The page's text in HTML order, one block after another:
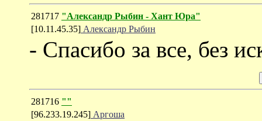
281717 "Александр Рыбин - Хант Юра"
[10.11.45.35] Александр Рыбин
- Спасибо за все, без
281716 ""
[96.233.19.245] Аргоша